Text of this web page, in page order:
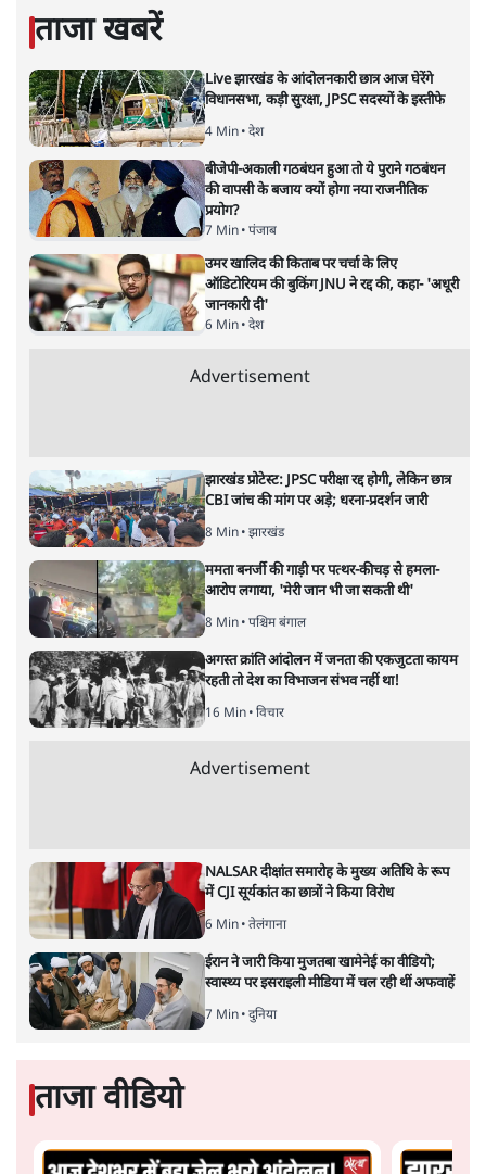
ताजा खबरें
Live झारखंड के आंदोलनकारी छात्र आज घेरेंगे
विधानसभा, कड़ी सुरक्षा, JPSC सदस्यों के इस्तीफे
4 Min• देश
बीजेपी-अकाली गठबंधन हुआ तो ये पुराने गठबंधन
की वापसी के बजाय क्यों होगा नया राजनीतिक
प्रयोग?
7 Min• पंजाब
उमर खालिद की किताब पर चर्चा के लिए
ऑडिटोरियम की बुकिंग JNU ने रद्द की, कहा- 'अधूरी
जानकारी दी'
6 Min• देश
Advertisement
झारखंड प्रोटेस्ट: JPSC परीक्षा रद्द होगी, लेकिन छात्र
CBI जांच की मांग पर अड़े; धरना-प्रदर्शन जारी
8 Min• झारखंड
ममता बनर्जी की गाड़ी पर पत्थर-कीचड़ से हमला-
आरोप लगाया, 'मेरी जान भी जा सकती थी'
8 Min• पश्चिम बंगाल
अगस्त क्रांति आंदोलन में जनता की एकजुटता कायम
रहती तो देश का विभाजन संभव नहीं था!
16 Min• विचार
Advertisement
NALSAR दीक्षांत समारोह के मुख्य अतिथि के रूप
में CJI सूर्यकांत का छात्रों ने किया विरोध
6 Min• तेलंगाना
ईरान ने जारी किया मुजतबा खामेनेई का वीडियो;
स्वास्थ्य पर इसराइली मीडिया में चल रही थीं अफवाहें
7 Min• दुनिया
ताजा वीडियो